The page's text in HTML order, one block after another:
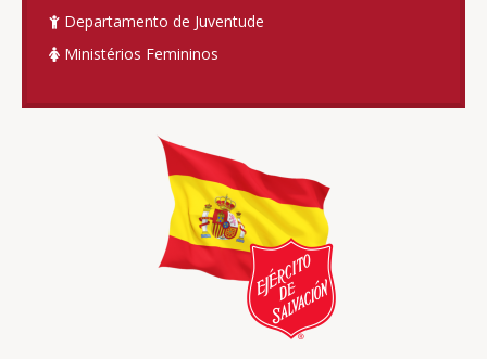
Departamento de Juventude
Ministérios Femininos